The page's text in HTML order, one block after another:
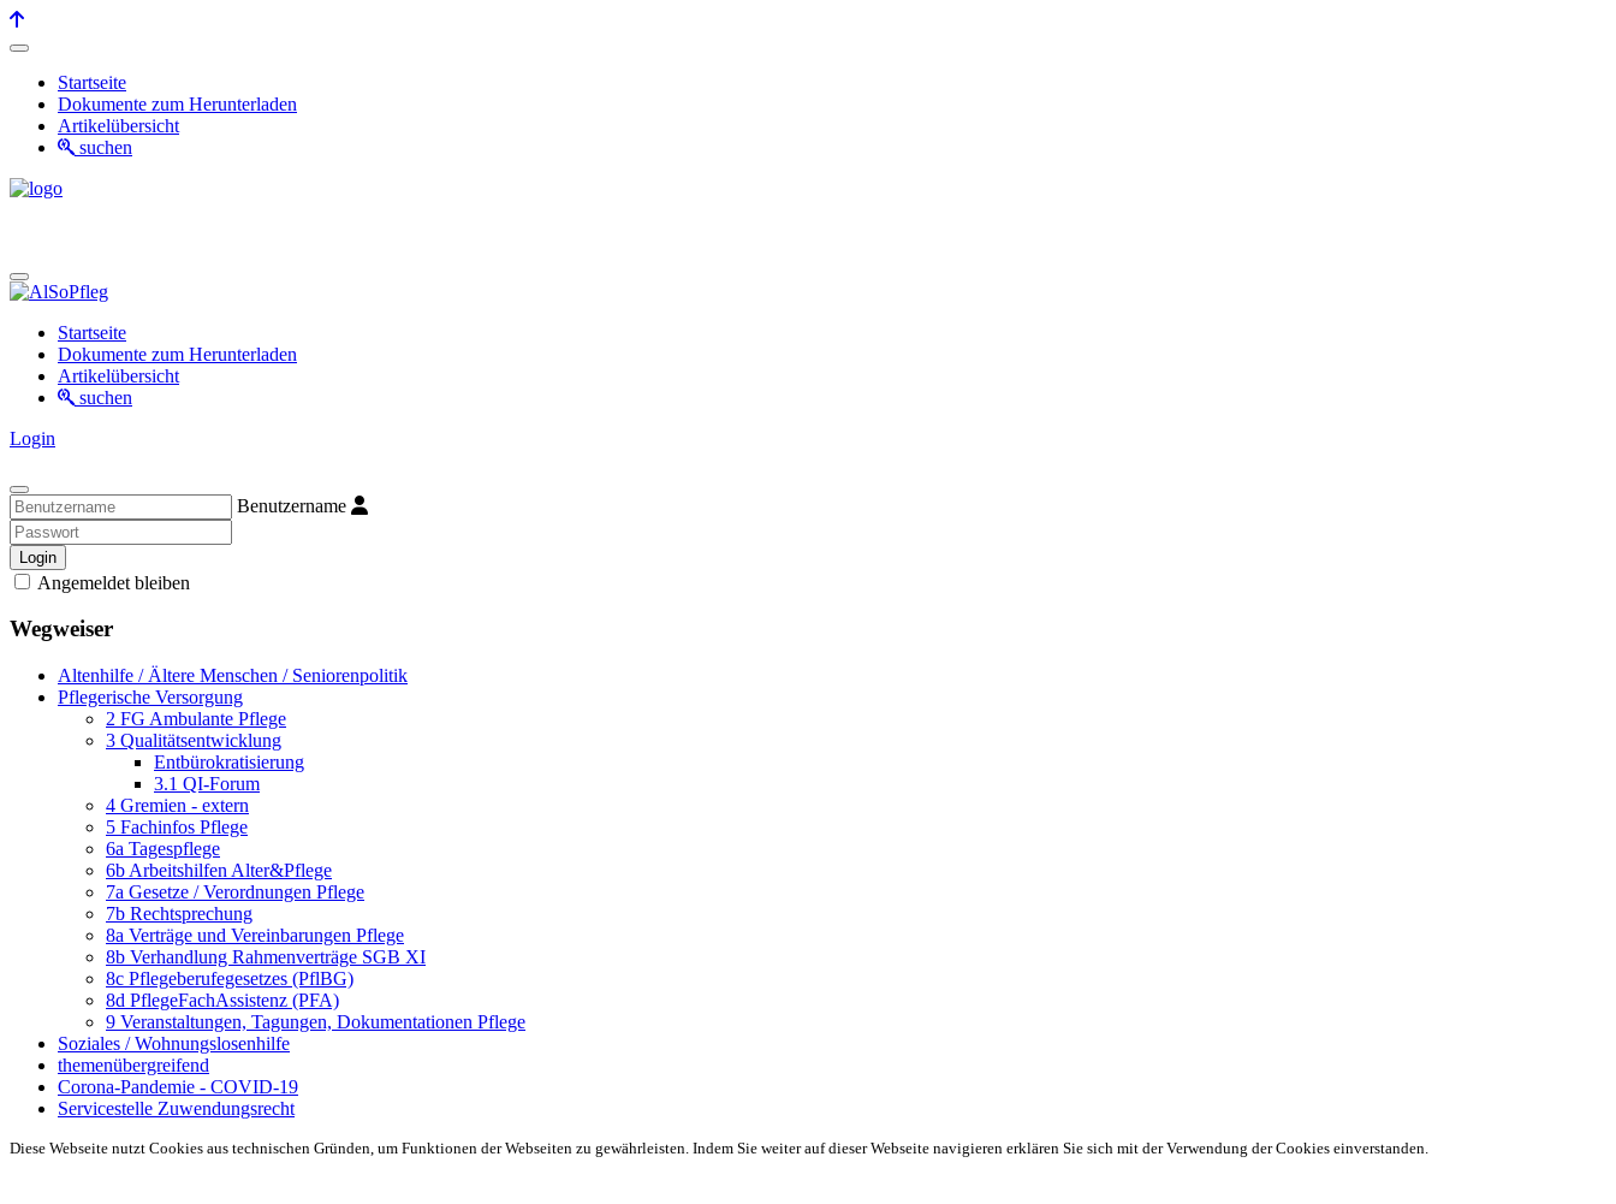
Startseite
Dokumente zum Herunterladen
Artikelübersicht
suchen
Startseite
Dokumente zum Herunterladen
Artikelübersicht
suchen
Login
Benutzername
Login
Angemeldet bleiben
Wegweiser
Altenhilfe / Ältere Menschen / Seniorenpolitik
Pflegerische Versorgung
2 FG Ambulante Pflege
3 Qualitätsentwicklung
Entbürokratisierung
3.1 QI-Forum
4 Gremien - extern
5 Fachinfos Pflege
6a Tagespflege
6b Arbeitshilfen Alter&Pflege
7a Gesetze / Verordnungen Pflege
7b Rechtsprechung
8a Verträge und Vereinbarungen Pflege
8b Verhandlung Rahmenverträge SGB XI
8c Pflegeberufegesetzes (PflBG)
8d PflegeFachAssistenz (PFA)
9 Veranstaltungen, Tagungen, Dokumentationen Pflege
Soziales / Wohnungslosenhilfe
themenübergreifend
Corona-Pandemie - COVID-19
Servicestelle Zuwendungsrecht
Diese Webseite nutzt Cookies aus technischen Gründen, um Funktionen der Webseiten zu gewährleisten. Indem Sie weiter auf dieser Webseite navigieren erklären Sie sich mit der Verwendung der Cookies einverstanden.